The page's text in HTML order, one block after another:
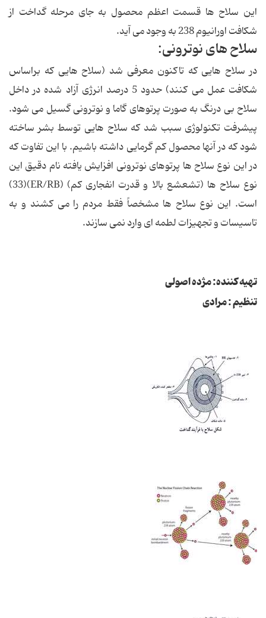
این سلاح ها قسمت اعظم محصول به جای مرحله گداخت از
شکافت اورانیوم 238 به وجود می آید.
سلاح های نوترونی:
در سلاح هایی که تاکنون معرفی شد (سلاح هایی که براساس
شکافت عمل می کنند) حدود 5 درصد انرژی آزاد شده در داخل
سلاح بی درنگ به صورت پرتوهای گاما و نوترونی گسیل می شود.
پیشرفت تکنولوژی سبب شد که سلاح هایی توسط بشر ساخته
شود که در آنها محصول کم گرمایی داشته باشیم. با این تفاوت که
در این نوع سلاح ها پرتوهای نوترونی افزایش یافته نام دقیق این
نوع سلاح ها (تشعشع بالا و قدرت انفجاری کم) (ER/RB)(33)
است. این نوع سلاح ها مشخصاً فقط مردم را می کشند و به
تاسیسات و تجهیزات لطمه ای وارد نمی سازند.
تهیه کننده: مژده اصولی
تنظیم : مرادی